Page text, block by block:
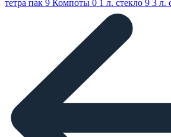
тетра пак 9 Компоты 0 1 л. стекло 9 3 л.